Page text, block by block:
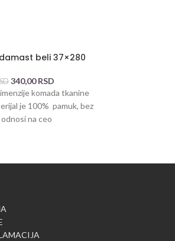
beli 37×280
340,00RSD
komada tkanine
je 100% pamuk, bez
na ceo